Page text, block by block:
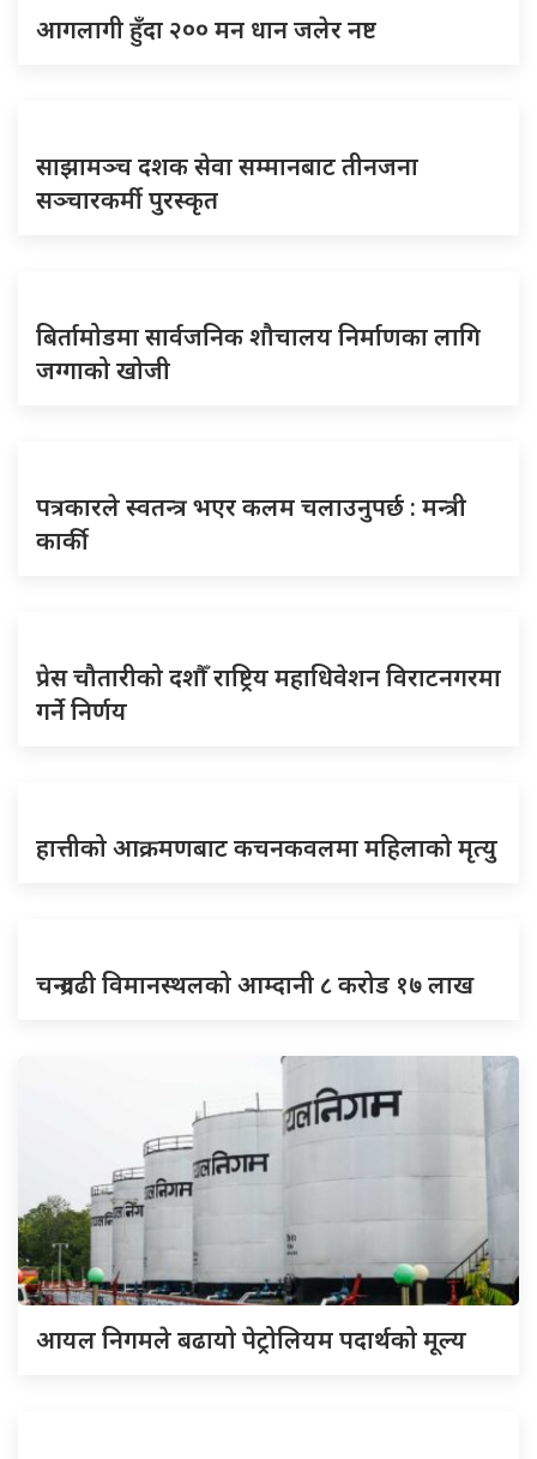
आगलागी हुँदा २०० मन धान जलेर नष्ट
साझामञ्च दशक सेवा सम्मानबाट तीनजना
सञ्चारकर्मी पुरस्कृत
बिर्तामोडमा सार्वजनिक शौचालय निर्माणका लागि
जग्गाको खोजी
पत्रकारले स्वतन्त्र भएर कलम चलाउनुपर्छ : मन्त्री
कार्की
प्रेस चौतारीको दशौँ राष्ट्रिय महाधिवेशन विराटनगरमा
गर्ने निर्णय
हात्तीको आक्रमणबाट कचनकवलमा महिलाको मृत्यु
चन्द्रगढी विमानस्थलको आम्दानी ८ करोड १७ लाख
आयल निगमले बढायो पेट्रोलियम पदार्थको मूल्य